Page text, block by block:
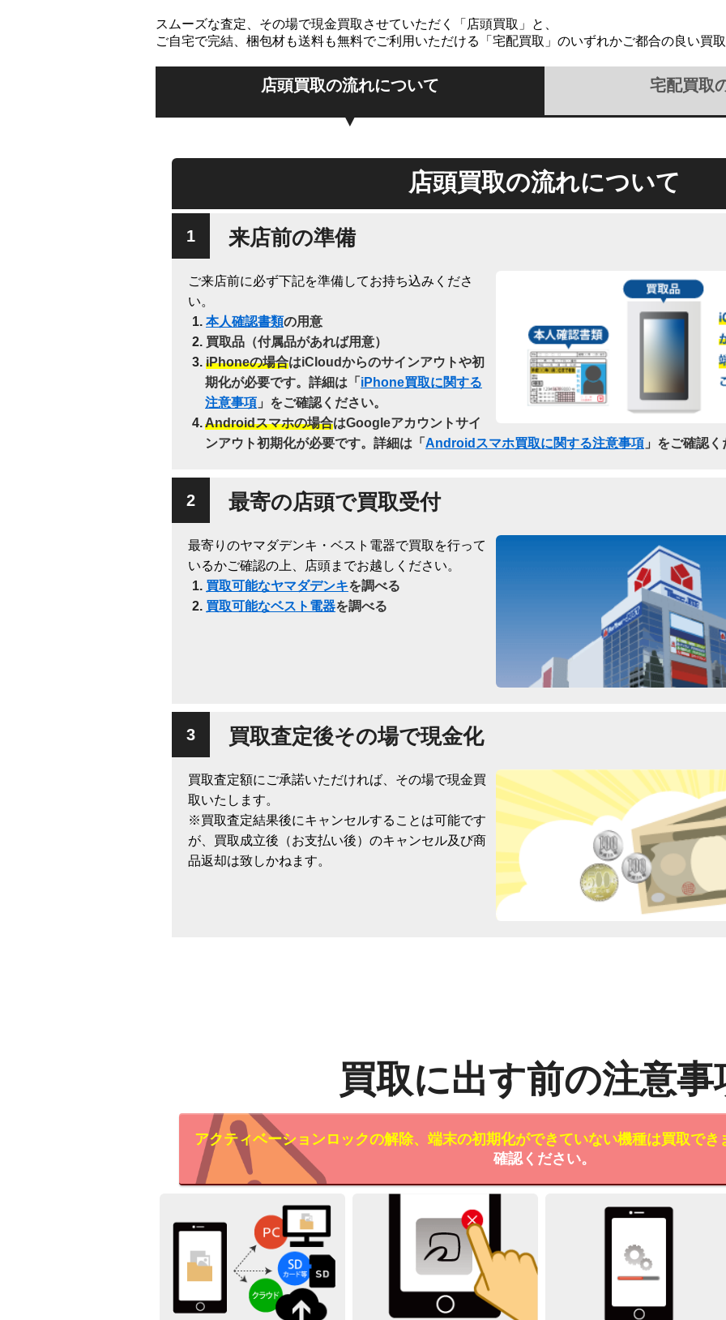
スムーズな査定、その場で現金買取させていただく「店頭買取」と、
ご自宅で完結、梱包材も送料も無料でご利用いただける「宅配買取」のいずれかご都合の良い買
店頭買取の流れについて 宅配買取
店頭買取の流れについて
来店前の準備
ご来店前に必ず下記を準備してお持ち込みくださ
い。
本人確認書類の用意
買取品（付属品があれば用意）
iPhoneの場合はiCloudからのサインアウトや初
期化が必要です。詳細は「 iPhone買取に関する
注意事項 」をご確認ください。
Androidスマホの場合はGoogleアカウントサイ
ンアウト初期化が必要です。詳細は「 Androidスマホ買取に関する注意事項 」をご確認
最寄の店頭で買取受付
最寄りのヤマダデンキ・ベスト電器で買取を行って
いるかご確認の上、店頭までお越しください。
買取可能なヤマダデンキを調べる
買取可能なベスト電器を調べる
買取査定後その場で現金化
買取査定額にご承諾いただければ、その場で現金買
取いたします。
※買取査定結果後にキャンセルすることは可能です
が、買取成立後（お支払い後）のキャンセル及び商
品返却は致しかねます。
買取に出す前の注意事
アクティベーションロックの解除、端末の初期化ができていない機種は買取でき
確認ください。